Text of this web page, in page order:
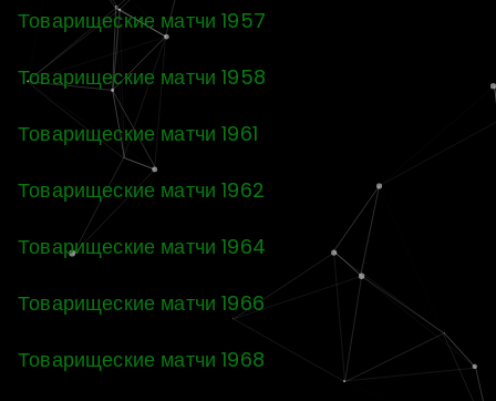
Товарищеские матчи 1957
Товарищеские матчи 1958
Товарищеские матчи 1961
Товарищеские матчи 1962
Товарищеские матчи 1964
Товарищеские матчи 1966
Товарищеские матчи 1968